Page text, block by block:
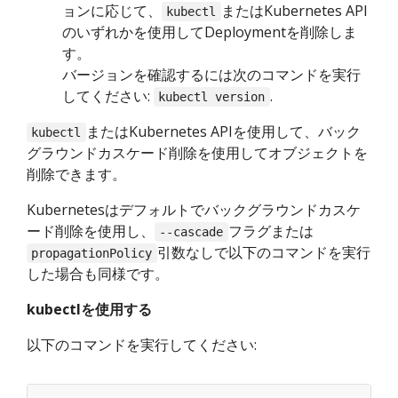
ョンに応じて、 kubectl
またはKubernetes API
のいずれかを使用してDeploymentを削除しま
す。
バージョンを確認するには次のコマンドを実行
してください:
kubectl version .
kubectl
またはKubernetes APIを使用して、バック
グラウンドカスケード削除を使用してオブジェクトを
削除できます。
Kubernetesはデフォルトでバックグラウンドカスケ
ード削除を使用し、
--cascade フラグまたは
propagationPolicy 引数なしで以下のコマンドを実行
した場合も同様です。
kubectlを使用する
以下のコマンドを実行してください: